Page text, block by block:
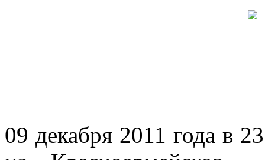
09 декабря 2011 года в